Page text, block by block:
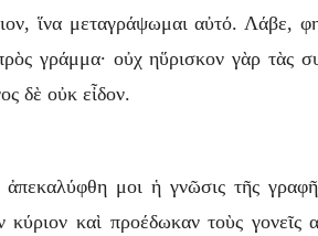
ἵνα μεταγράψωμαι αὐτό. Λάβε,
γράμμα· οὐχ ηὕρισκον γὰρ τὰς
δὲ οὐκ εἶδον.
μοι ἡ γνῶσις τῆς
καὶ προέδωκαν τοὺς γονεῖς